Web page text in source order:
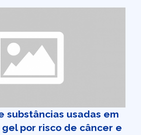
substâncias usadas em
por risco de câncer e